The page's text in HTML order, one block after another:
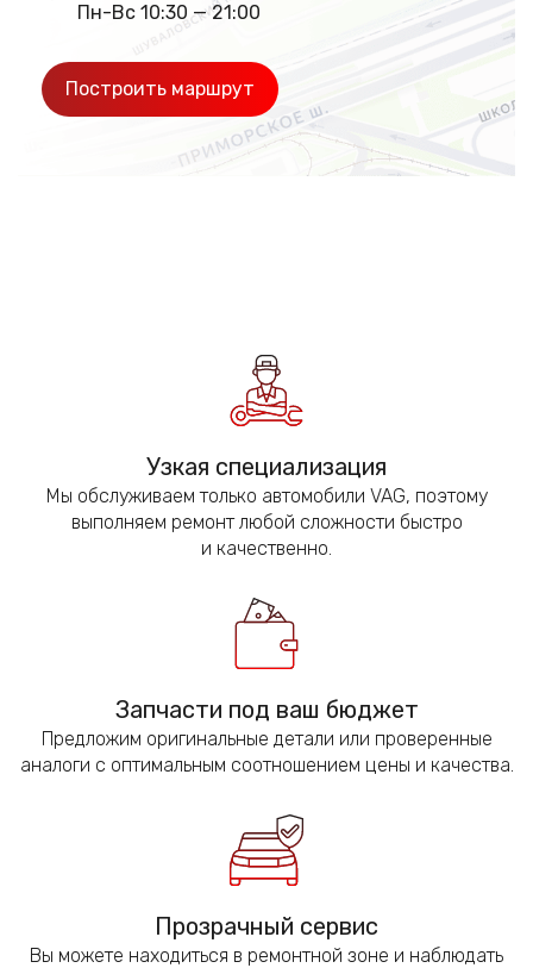
Пн-Вс 10:30 — 21:00
Построить маршрут
Узкая специализация
Мы обслуживаем только автомобили VAG, поэтому
выполняем ремонт любой сложности быстро
и качественно.
Запчасти под ваш бюджет
Предложим оригинальные детали или проверенные
аналоги с оптимальным соотношением цены и качества.
Прозрачный сервис
Вы можете находиться в ремонтной зоне и наблюдать